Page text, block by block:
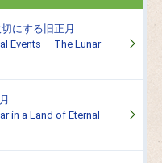
にする旧正月
Events ― The Lunar
in a Land of Eternal